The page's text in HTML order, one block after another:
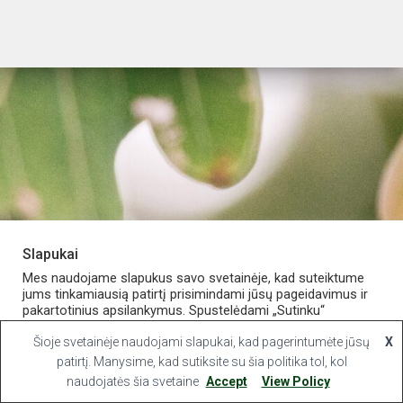
PARDUOTUVĖ APIE VAISTINĘ MANO PASKYRA
KONTAKTAI
Hestia | Developed byThemeIsle
Slapukai
Mes naudojame slapukus savo svetainėje, kad suteiktume
jums tinkamiausią patirtį prisimindami jūsų pageidavimus ir
pakartotinius apsilankymus. Spustelėdami „Sutinku“
sutinkate naudoti VISUS slapukus.
Slapukų nustatymai Sutinku
Šioje svetainėje naudojami slapukai, kad pagerintumėte jūsų
patirtį. Manysime, kad sutiksite su šia politika tol, kol
naudojatės šia svetaine
X
Accept View Policy